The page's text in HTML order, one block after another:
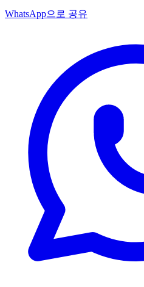
WhatsApp으로 공유